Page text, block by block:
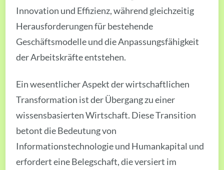
Innovation und Effizienz, während gleichzeitig
Herausforderungen für bestehende
Geschäftsmodelle und die Anpassungsfähigkeit
der Arbeitskräfte entstehen.
Ein wesentlicher Aspekt der wirtschaftlichen
Transformation ist der Übergang zu einer
wissensbasierten Wirtschaft. Diese Transition
betont die Bedeutung von
Informationstechnologie und Humankapital und
erfordert eine Belegschaft, die versiert im